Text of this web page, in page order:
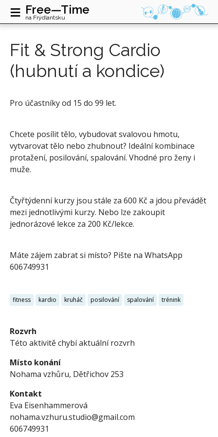
≡ Free—Time
na Frýdlantsku
Fit & Strong Cardio
(hubnutí a kondice)
Pro účastníky od 15 do 99 let.
Chcete posílit tělo, vybudovat svalovou hmotu,
vytvarovat tělo nebo zhubnout? Ideální kombinace
protažení, posilování, spalování. Vhodné pro ženy i
muže.
Čtyřtýdenní kurzy jsou stále za 600 Kč a jdou převádět
mezi jednotlivými kurzy. Nebo lze zakoupit
jednorázové lekce za 200 Kč/lekce.
Máte zájem zabrat si místo? Pište na WhatsApp
606749931
fitness kardio kruháč posilování spalování trénink
Rozvrh
Této aktivitě chybí aktuální rozvrh
Místo konání
Nohama vzhůru, Dětřichov 253
Kontakt
Eva Eisenhammerová
nohama.vzhuru.studio@gmail.com
606749931